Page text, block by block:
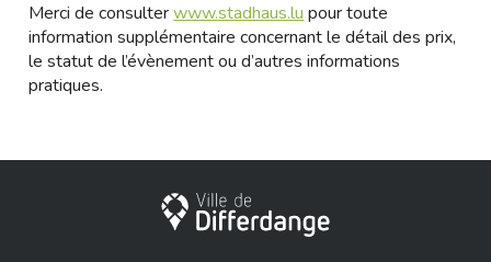
Merci de consulterwww.stadhaus.lupour toute
information supplémentaire concernant le détail des prix,
le statut de l’évènement ou d’autres informations
pratiques.
City of Differdange